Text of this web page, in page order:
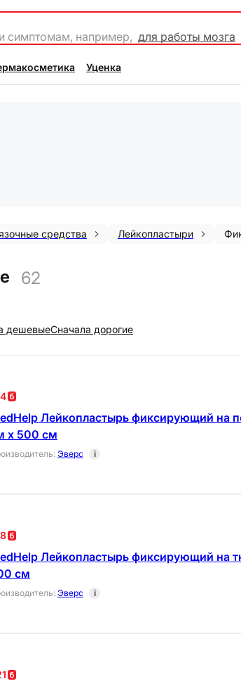
симптомам, например, для работы мозга
Уценка
средства Лейкопластыри
62
дешевыеCначала дорогие
Лейкопластырь фиксирующий на
х 500 см
: Эверс i
Лейкопластырь фиксирующий на
см
: Эверс i